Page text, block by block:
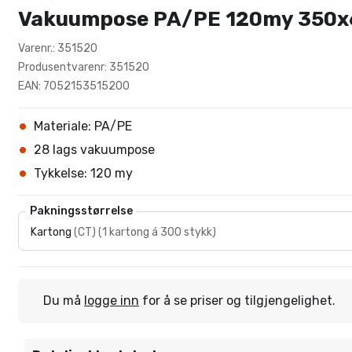
Vakuumpose PA/PE 120my
Varenr.: 351520
Produsentvarenr: 351520
EAN: 7052153515200
Materiale: PA/PE
28 lags vakuumpose
Tykkelse: 120 my
Pakningsstørrelse
Kartong (CT) (1 kartong á 300 stykk)
Du må logge inn for å se priser og tilgjengelighet.